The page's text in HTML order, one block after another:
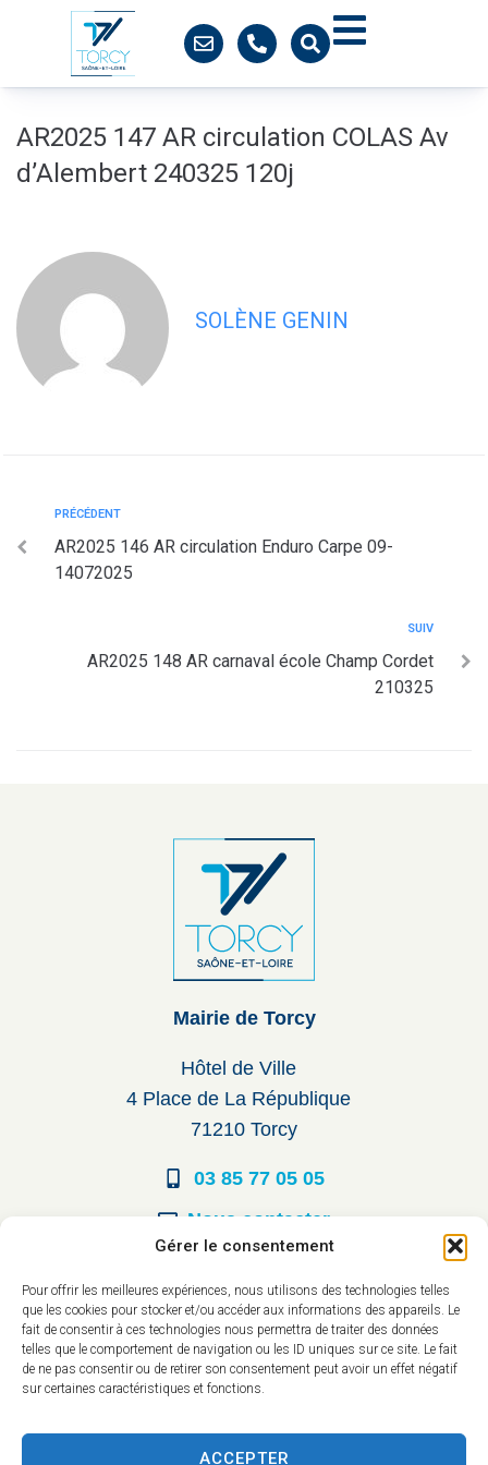
Gérer le consentement
Pour offrir les meilleures expériences, nous utilisons des technologies telles
que les cookies pour stocker et/ou accéder aux informations des appareils. Le
fait de consentir à ces technologies nous permettra de traiter des données
telles que le comportement de navigation ou les ID uniques sur ce site. Le fait
de ne pas consentir ou de retirer son consentement peut avoir un effet négatif
sur certaines caractéristiques et fonctions.
ACCEPTER
AR2025 147 AR circulation COLAS Av
d’Alembert 240325 120j
SOLÈNE GENIN
PRÉCÉDENT
AR2025 146 AR circulation Enduro Carpe 09-
14072025
SUIV
AR2025 148 AR carnaval école Champ Cordet
210325
Mairie de Torcy
Hôtel de Ville
4 Place de La République
71210 Torcy
03 85 77 05 05
Nous contacter
Du lundi au vendredi :
8h30 à 12h00